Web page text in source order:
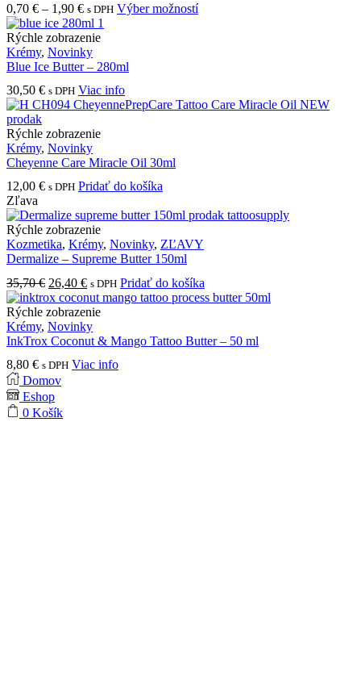
0,70 € – 1,90 €Price
range:
0,70 €
through
1,90 €
s DPH Výber možnostíTento
môžete
Rýchle zobrazenie
Krémy, Novinky
Blue Ice Butter – 280ml
30,50 € s DPH Viac info
Rýchle zobrazenie
Krémy, Novinky
Cheyenne Care Miracle Oil 30ml
12,00 € s DPH Pridať do košíka
Zľava
Rýchle zobrazenie
Kozmetika, Krémy, Novinky, ZĽAVY
Dermalize – Supreme Butter 150ml
35,70€ Pôvodná
cena
bola:
35,70 €.
26,40 €Aktuálna
cena
je:
26,40 €.
s DPH Pridať do košíka
Rýchle zobrazenie
Krémy, Novinky
InkTrox Coconut & Mango Tattoo Butter – 50 ml
8,80 € s DPH Viac info
Domov
Eshop
0 Košík